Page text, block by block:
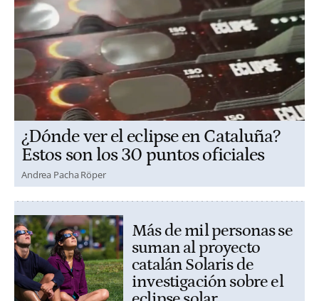
¿Dónde ver el eclipse en Cataluña?
Estos son los 30 puntos oficiales
Andrea Pacha Röper
Más de mil personas se
suman al proyecto
catalán Solaris de
investigación sobre el